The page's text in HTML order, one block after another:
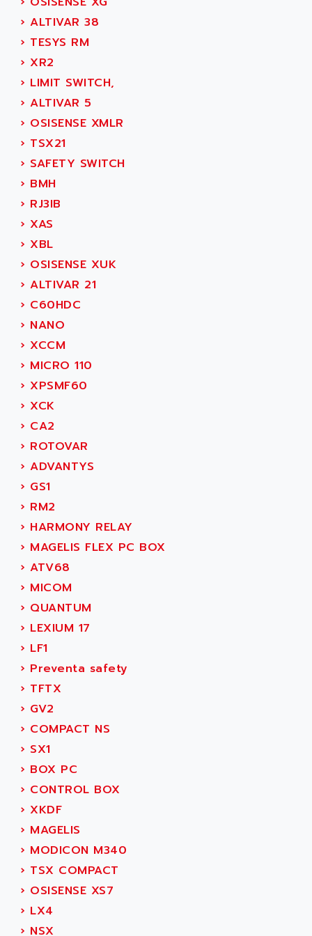
SERVO DRIVE
AC MAINSPINDLE
KDS
TDA
BUM
BUS
DIAX 04
DIAX 4
cms3
AMS
R6TXB
MOVIDYN
MOVITRAC
LEXIUM
SERVVODYN
SERVODYN
MDLA
MDLS
ACM
PLS514
PLS510
PLS508
SERVOSTAR
AC FEED MOTOR
SIMODRIVE 611
NUM 1060
NUM 760
NUM750
NUM 750
ULTRA SERIES
IPC
INDUCTEL
C500
C200H
CQM1
ADAMCZEWSKI
ADAMEL
ADANI PSC
ADAPTATIVE
ADAPTEC
ADAPTORR
ADAS
ADC AUTOMATICA
ADDA
ADDER
ADEPT
ADEPT TECHNOLOGY
ADES
ADETEC
ADISCOM
ADITEC
ADL
ADL EUROTECH
ADLINK
ADLINK TECHNOLOGY
ADMV
ADN
ADN PESAGE
ADTECH POWER INC
ADV
ADVANCE
ADVANCE HIVOLT
ADVANCED ENERGY
ADVANCED MICRO DEVICES
ADVANCED POWER TECHNOLOGY
ADVANTEC
ADVANTECH
ADVANTYS FTM
ADWIN
AE
AE&T
AEC
› ALTIVAR 38
› TESYS RM
› XR2
› LIMIT SWITCH,
› ALTIVAR 5
› OSISENSE XMLR
› TSX21
› SAFETY SWITCH
› BMH
› RJ3IB
› XAS
› XBL
› OSISENSE XUK
› ALTIVAR 21
› C60HDC
› NANO
› XCCM
› MICRO 110
› XPSMF60
› XCK
› CA2
› ROTOVAR
› ADVANTYS
› GS1
› RM2
› HARMONY RELAY
› MAGELIS FLEX PC BOX
› ATV68
› MICOM
› QUANTUM
› LEXIUM 17
› LF1
› Preventa safety
› TFTX
› GV2
› COMPACT NS
› SX1
› BOX PC
› CONTROL BOX
› XKDF
› MAGELIS
› MODICON M340
› TSX COMPACT
› OSISENSE XS7
› LX4
› NSX